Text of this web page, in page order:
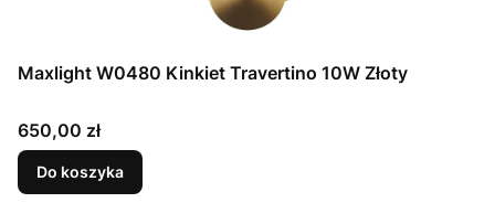
Maxlight W0480 Kinkiet Travertino 10W Złoty
Cena
650,00 zł
Do koszyka